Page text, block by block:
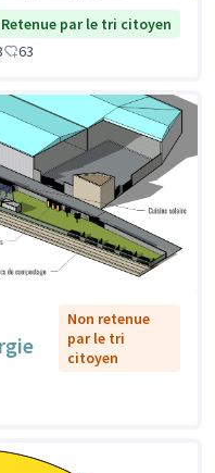
Retenue par le tri citoyen
63
Non retenue
par le tri
citoyen